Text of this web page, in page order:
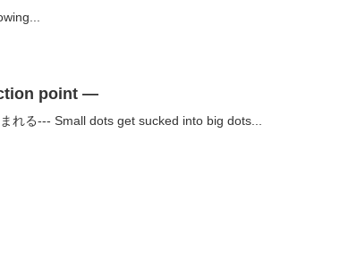
point —
れる--- Small dots get sucked into big dots...